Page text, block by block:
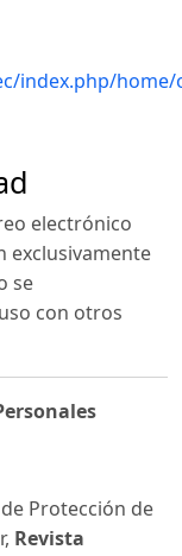
index.php/home/
electrónico
exclusivamente
se
con otros
Protección de
Revista